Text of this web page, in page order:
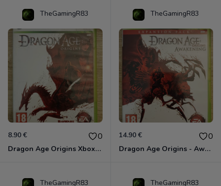
TheGamingR83
8.90 € 0
Dragon Age Origins Xbox 360
TheGamingR83
14.90 € 0
Dragon Age Origins - Awakening Xbox 360
TheGamingR83 TheGamingR83